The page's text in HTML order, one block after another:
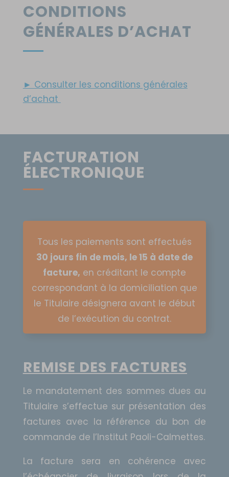
CONDITIONS
GÉNÉRALES D’ACHAT
► Consulter les conditions générales
d’achat
FACTURATION
ÉLECTRONIQUE
Tous les paiements sont effectués
30 jours fin de mois, le 15 à date de
facture, en créditant le compte
correspondant à la domiciliation que
le Titulaire désignera avant le début
de l’exécution du contrat.
REMISE DES FACTURES
Le mandatement des sommes dues au
Titulaire s’effectue sur présentation des
factures avec la référence du bon de
commande de l’Institut Paoli-Calmettes.
La facture sera en cohérence avec